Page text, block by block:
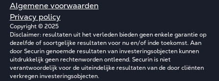
Algemene voorwaarden
Privacy policy
Copyright © 2025
Disclaimer: resultaten uit het verleden bieden geen enkele garantie op
dezelfde of soortgelijke resultaten voor nu en/of inde toekomst. Aan
door Securin genoemde resultaten van investeringsobjecten kunnen
uitdrukkelijk geen rechtenworden ontleend. Securin is niet
verantwoordelijk voor de uiteindelijke resultaten van de door cliënten
verkregen investeringsobjecten.